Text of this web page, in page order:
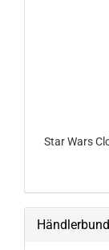
Star Wars
Händlerbund